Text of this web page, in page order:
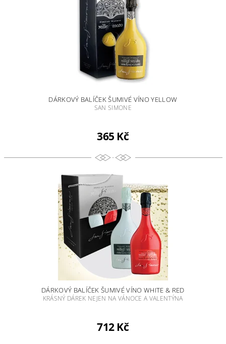
DÁRKOVÝ BALÍČEK ŠUMIVÉ VÍNO YELLOW
SAN SIMONE
365 Kč
DÁRKOVÝ BALÍČEK ŠUMIVÉ VÍNO WHITE & RED
KRÁSNÝ DÁREK NEJEN NA VÁNOCE A VALENTÝNA
712 Kč